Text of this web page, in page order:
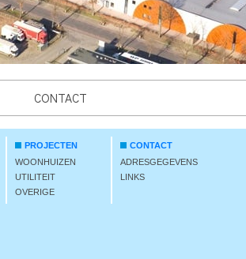
CONTACT
PROJECTEN
WOONHUIZEN
UTILITEIT
OVERIGE
CONTACT
ADRESGEGEVENS
LINKS